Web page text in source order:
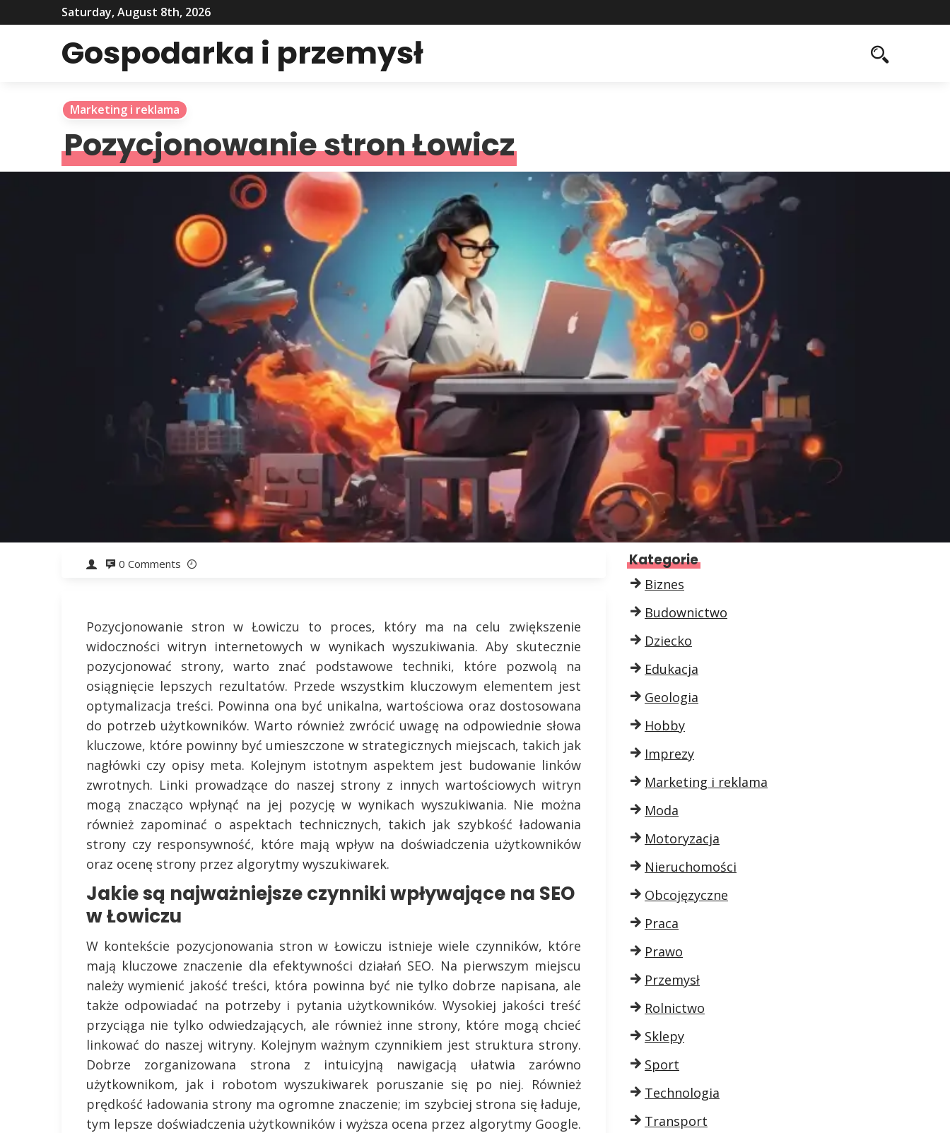
Saturday, August 8th, 2026
Gospodarka i przemysł
Marketing i reklama
Pozycjonowanie stron Łowicz
0 Comments
Pozycjonowanie stron w Łowiczu to proces, który ma na celu zwiększenie
widoczności witryn internetowych w wynikach wyszukiwania. Aby skutecznie
pozycjonować strony, warto znać podstawowe techniki, które pozwolą na
osiągnięcie lepszych rezultatów. Przede wszystkim kluczowym elementem jest
optymalizacja treści. Powinna ona być unikalna, wartościowa oraz dostosowana
do potrzeb użytkowników. Warto również zwrócić uwagę na odpowiednie słowa
kluczowe, które powinny być umieszczone w strategicznych miejscach, takich jak
nagłówki czy opisy meta. Kolejnym istotnym aspektem jest budowanie linków
zwrotnych. Linki prowadzące do naszej strony z innych wartościowych witryn
mogą znacząco wpłynąć na jej pozycję w wynikach wyszukiwania. Nie można
również zapominać o aspektach technicznych, takich jak szybkość ładowania
strony czy responsywność, które mają wpływ na doświadczenia użytkowników
oraz ocenę strony przez algorytmy wyszukiwarek.
Jakie są najważniejsze czynniki wpływające na SEO
w Łowiczu
W kontekście pozycjonowania stron w Łowiczu istnieje wiele czynników, które
mają kluczowe znaczenie dla efektywności działań SEO. Na pierwszym miejscu
należy wymienić jakość treści, która powinna być nie tylko dobrze napisana, ale
także odpowiadać na potrzeby i pytania użytkowników. Wysokiej jakości treść
przyciąga nie tylko odwiedzających, ale również inne strony, które mogą chcieć
linkować do naszej witryny. Kolejnym ważnym czynnikiem jest struktura strony.
Dobrze zorganizowana strona z intuicyjną nawigacją ułatwia zarówno
użytkownikom, jak i robotom wyszukiwarek poruszanie się po niej. Również
prędkość ładowania strony ma ogromne znaczenie; im szybciej strona się ładuje,
tym lepsze doświadczenia użytkowników i wyższa ocena przez algorytmy Google.
Kategorie
Biznes
Budownictwo
Dziecko
Edukacja
Geologia
Hobby
Imprezy
Marketing i reklama
Moda
Motoryzacja
Nieruchomości
Obcojęzyczne
Praca
Prawo
Przemysł
Rolnictwo
Sklepy
Sport
Technologia
Transport